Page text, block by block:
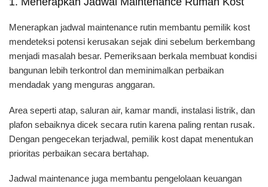
Menerapkan jadwal maintenance rutin membantu pemilik kost
mendeteksi potensi kerusakan sejak dini sebelum berkembang
menjadi masalah besar. Pemeriksaan berkala membuat kondisi
bangunan lebih terkontrol dan meminimalkan perbaikan
mendadak yang menguras anggaran.
Area seperti atap, saluran air, kamar mandi, instalasi listrik, dan
plafon sebaiknya dicek secara rutin karena paling rentan rusak.
Dengan pengecekan terjadwal, pemilik kost dapat menentukan
prioritas perbaikan secara bertahap.
Jadwal maintenance juga membantu pengelolaan keuangan